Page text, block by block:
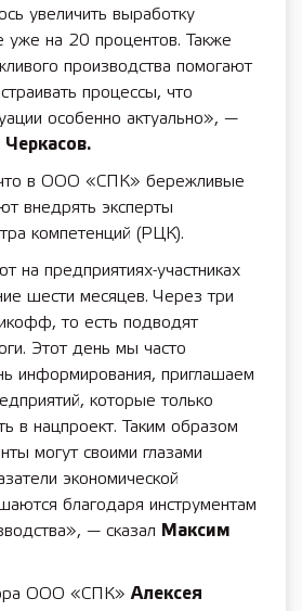
увеличить выработку
уже на 20 процентов. Также
производства помогают
процессы, что
особенно актуально», —
что в ООО «СПК» бережливые
внедрять эксперты
компетенций (РЦК).
на предприятиях-участниках
шести месяцев. Через три
то есть подводят
Этот день мы часто
информирования, приглашаем
которые только
в нацпроект. Таким образом
могут своими глазами
экономической
благодаря инструментам
— сказал Максим
ООО «СПК»Алексея